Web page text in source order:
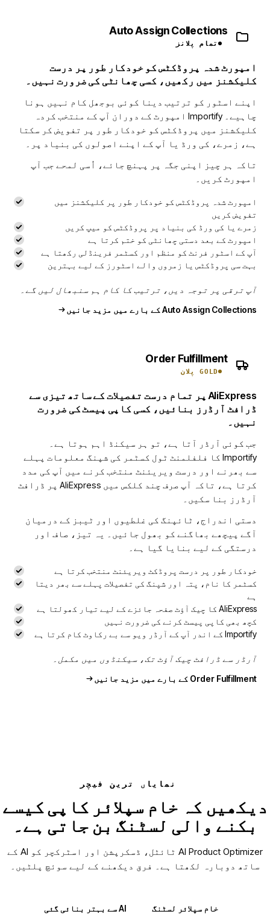
Auto Assign Collections
تمام پلانز
امپورٹ شدہ پروڈکٹس کو خودکار طور پر درست
کلیکشنز میں رکھیں، کسی چھانٹی کی ضرورت نہیں۔
اپنے اسٹور کو ترتیب دینا کوئی بوجھل کام نہیں ہونا
چاہیے۔ Importify امپورٹ کے دوران آپ کے منتخب کردہ
کلیکشنز میں پروڈکٹس کو خودکار طور پر تفویض کر سکتا
ہے، زمرے، کی ورڈ یا آپ کے اپنے اصولوں کی بنیاد پر۔
تاکہ ہر چیز اپنی جگہ پر پہنچ جائے، اُسی لمحے جب آپ
امپورٹ کریں۔
امپورٹ شدہ پروڈکٹس کو خودکار طور پر کلیکشنز میں
تفویض کریں
زمرے یا کی ورڈ کی بنیاد پر پروڈکٹس کو میپ کریں
امپورٹ کے بعد دستی چھانٹی کو ختم کرتا ہے
آپ کے اسٹور فرنٹ کو منظم اور کسٹمر فرینڈلی رکھتا ہے
بہت سی پروڈکٹس یا زمروں والے اسٹورز کے لیے بہترین
آپ ترقی پر توجہ دیں، ترتیب کا کام ہم سنبھال لیں گے۔
Auto Assign Collections کے بارے میں مزید جانیں
Order Fulfillment
GOLD پلان
AliExpress پر تمام درست تفصیلات کے ساتھ تیزی سے
ڈرافٹ آرڈرز بنائیں، کسی کاپی پیسٹ کی ضرورت
نہیں۔
جب کوئی آرڈر آتا ہے، تو ہر سیکنڈ اہم ہوتا ہے۔
Importify کا فلفلمنٹ ٹول کسٹمر کی شپنگ معلومات پہلے
سے بھرنے اور درست ویریئنٹ منتخب کرنے میں آپ کی مدد
کرتا ہے، تاکہ آپ صرف چند کلکس میں AliExpress پر ڈرافٹ
آرڈرز بنا سکیں۔
دستی اندراج، ٹائپنگ کی غلطیوں اور ٹیبز کے درمیان
آگے پیچھے بھاگنے کو بھول جائیں۔ یہ تیز، صاف اور
درستگی کے لیے بنایا گیا ہے۔
خودکار طور پر درست پروڈکٹ ویریئنٹ منتخب کرتا ہے
کسٹمر کا نام، پتہ اور شپنگ کی تفصیلات پہلے سے بھر دیتا
ہے
AliExpress کا چیک آؤٹ صفحہ جائزے کے لیے تیار کھولتا ہے
کچھ بھی کاپی پیسٹ کرنے کی ضرورت نہیں
Importify کے اندر آپ کے آرڈر ویو سے بے رکاوٹ کام کرتا ہے
آرڈر سے ڈرافٹ چیک آؤٹ تک، سیکنڈوں میں مکمل۔
Order Fulfillment کے بارے میں مزید جانیں
نمایاں ترین فیچر
دیکھیں کہ خام سپلائر کاپی کیسے
بکنے والی لسٹنگ بن جاتی ہے۔
AI Product Optimizer ٹائٹل، ڈسکرپشن اور اسٹرکچر کو AI کے
ساتھ دوبارہ لکھتا ہے۔ فرق دیکھنے کے لیے سوئچ پلٹیں۔
خام سپلائر لسٹنگ AI سے بہتر بنائی گئی